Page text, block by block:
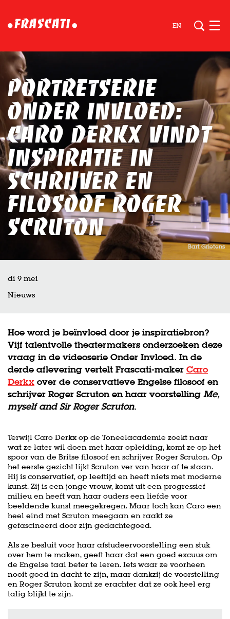
EN
Bart Grietens
Portretserie
Onder Invloed:
Caro Derkx vindt
inspiratie in
schrijver en
filosoof Roger
Scruton
Nieuws
di 9 mei
Hoe word je beïnvloed door je inspiratiebron?
Vijf talentvolle theatermakers onderzoeken deze
vraag in de videoserie Onder Invloed. In de
derde aflevering vertelt Frascati-maker Caro
Derkx over de conservatieve Engelse filosoof en
schrijver Roger Scruton en haar voorstelling Me,
myself and Sir Roger Scruton.
Terwijl Caro Derkx op de Toneelacademie zoekt naar
wat ze later wil doen met haar opleiding, komt ze op het
spoor van de Britse filosoof en schrijver Roger Scruton. Op
het eerste gezicht lijkt Scruton ver van haar af te staan.
Hij is conservatief, op leeftijd en heeft niets met moderne
kunst. Zij is een jonge vrouw, komt uit een progressief
milieu en heeft van haar ouders een liefde voor
beeldende kunst meegekregen. Maar toch kan Caro een
heel eind met Scruton meegaan en raakt ze
gefascineerd door zijn gedachtegoed.
Als ze besluit voor haar afstudeervoorstelling een stuk
over hem te maken, geeft haar dat een goed excuus om
de Engelse taal beter te leren. Iets waar ze voorheen
nooit goed in dacht te zijn, maar dankzij de voorstelling
en Roger Scruton komt ze erachter dat ze ook heel erg
talig blijkt te zijn.